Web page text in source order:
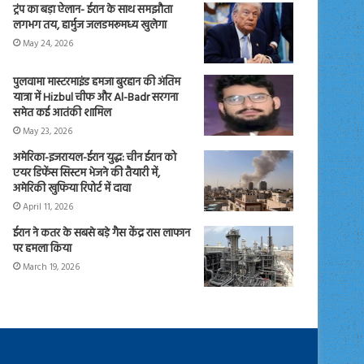
ट्रंप का बड़ा ऐलान- ईरान के साथ समझौता
लगभग तय, हार्मुज जलडमरूमध्य खुलेगा
May 24, 2026
पुलवामा मास्टरमाइंड हमजा बुरहान की अंतिम
यात्रा में Hizbul चीफ और Al-Badr सरगना
समेत कई आतंकी शामिल
May 23, 2026
अमेरिका-इजरायल-ईरान युद्ध: चीन ईरान को
एयर डिफेंस सिस्टम भेजने की तैयारी में,
अमेरिकी खुफिया रिपोर्ट में दावा
April 11, 2026
ईरान ने कतर के सबसे बड़े गैस केंद्र रास लाफान
पर हमला किया
March 19, 2026